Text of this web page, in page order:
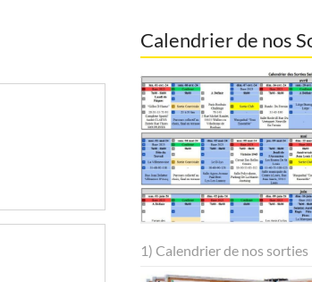
Calendrier de nos
1) Calendrier de nos sorties